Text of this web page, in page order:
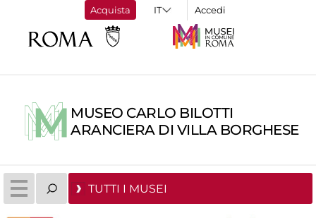
Acquista Accedi
MUSEO CARLO BILOTTI
ARANCIERA DI VILLA BORGHESE
TUTTI I MUSEI